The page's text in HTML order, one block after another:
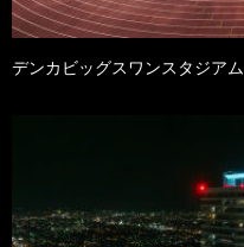
デンカビッグスワンスタジアム